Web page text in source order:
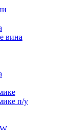
вина
п/у